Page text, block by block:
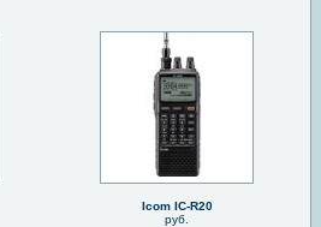
Icom IC-R20
руб.